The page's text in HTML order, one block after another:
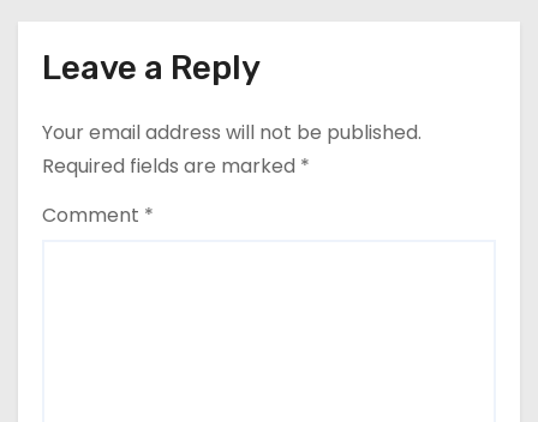
Leave a Reply
Your email address will not be published.
Required fields are marked *
Comment *